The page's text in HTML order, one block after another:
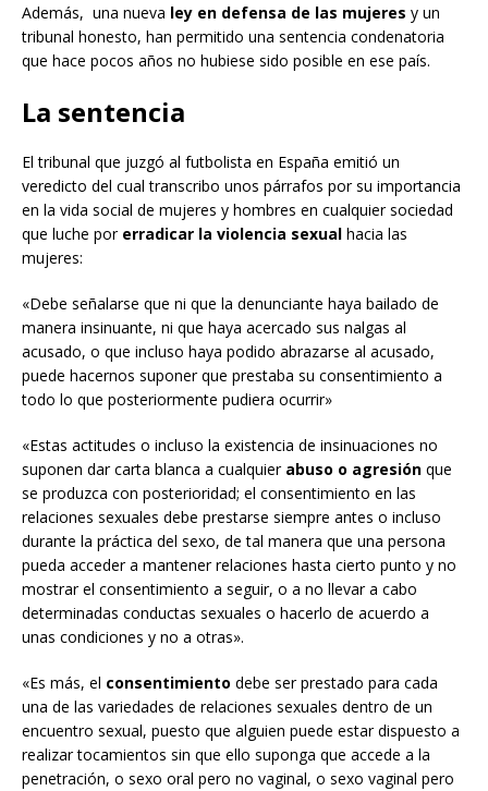
Además, una nueva ley en defensa de las mujeres y un
tribunal honesto, han permitido una sentencia condenatoria
que hace pocos años no hubiese sido posible en ese país.
La sentencia
El tribunal que juzgó al futbolista en España emitió un
veredicto del cual transcribo unos párrafos por su importancia
en la vida social de mujeres y hombres en cualquier sociedad
que luche por erradicar la violencia sexual hacia las
mujeres:
«Debe señalarse que ni que la denunciante haya bailado de
manera insinuante, ni que haya acercado sus nalgas al
acusado, o que incluso haya podido abrazarse al acusado,
puede hacernos suponer que prestaba su consentimiento a
todo lo que posteriormente pudiera ocurrir»
«Estas actitudes o incluso la existencia de insinuaciones no
suponen dar carta blanca a cualquier abuso o agresión que
se produzca con posterioridad; el consentimiento en las
relaciones sexuales debe prestarse siempre antes o incluso
durante la práctica del sexo, de tal manera que una persona
pueda acceder a mantener relaciones hasta cierto punto y no
mostrar el consentimiento a seguir, o a no llevar a cabo
determinadas conductas sexuales o hacerlo de acuerdo a
unas condiciones y no a otras».
«Es más, el consentimiento debe ser prestado para cada
una de las variedades de relaciones sexuales dentro de un
encuentro sexual, puesto que alguien puede estar dispuesto a
realizar tocamientos sin que ello suponga que accede a la
penetración, o sexo oral pero no vaginal, o sexo vaginal pero